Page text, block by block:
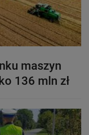
maszyn
136 mln zł